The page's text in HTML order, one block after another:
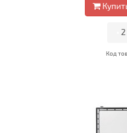
Код